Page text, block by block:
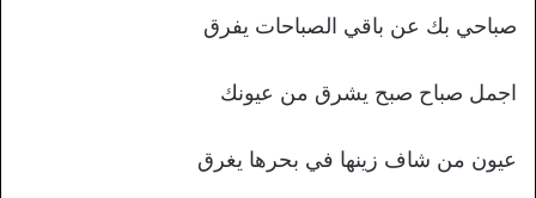
صباحي بك عن باقي الصباحات يفرق
اجمل صباح صبح يشرق من عيونك
عيون من شاف زينها في بحرها يغرق